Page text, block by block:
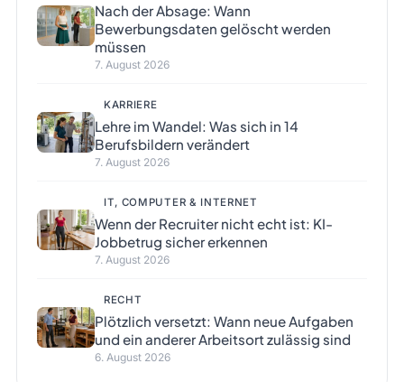
Nach der Absage: Wann
Bewerbungsdaten gelöscht werden
müssen
7. August 2026
KARRIERE
Lehre im Wandel: Was sich in 14
Berufsbildern verändert
7. August 2026
IT, COMPUTER & INTERNET
Wenn der Recruiter nicht echt ist: KI-
Jobbetrug sicher erkennen
7. August 2026
RECHT
Plötzlich versetzt: Wann neue Aufgaben
und ein anderer Arbeitsort zulässig sind
6. August 2026